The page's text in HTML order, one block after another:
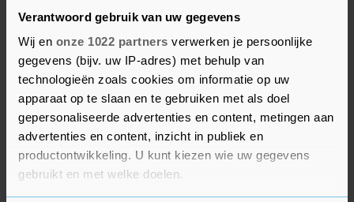
Verantwoord gebruik van uw gegevens
Wij en onze 1022 partners verwerken je persoonlijke
gegevens (bijv. uw IP-adres) met behulp van
technologieën zoals cookies om informatie op uw
apparaat op te slaan en te gebruiken met als doel
gepersonaliseerde advertenties en content, metingen aan
advertenties en content, inzicht in publiek en
productontwikkeling. U kunt kiezen wie uw gegevens
gebruikt en met welke doelen.
het bedrijf doet om de problemen aan te pakken,
net zoals X en Meta eerder. "Ik herinner u eraan
dat de Digital Services Act zeer precieze
verplichtingen stelt over het modereren", schrijft
Breton.
Critici stellen dat de nieuwe wet helemaal niet zo
helder is. Zo zou het vaag zijn wat overheden
precies bedoelen met desinformatie.